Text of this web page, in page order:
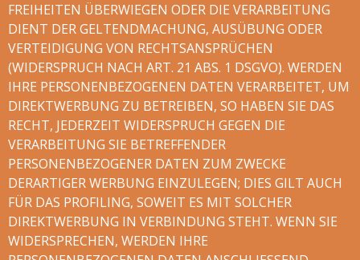
FREIHEITEN ÜBERWIEGEN ODER DIE VERARBEITUNG
DIENT DER GELTENDMACHUNG, AUSÜBUNG ODER
VERTEIDIGUNG VON RECHTSANSPRÜCHEN
(WIDERSPRUCH NACH ART. 21 ABS. 1 DSGVO). WERDEN
IHRE PERSONENBEZOGENEN DATEN VERARBEITET, UM
DIREKTWERBUNG ZU BETREIBEN, SO HABEN SIE DAS
RECHT, JEDERZEIT WIDERSPRUCH GEGEN DIE
VERARBEITUNG SIE BETREFFENDER
PERSONENBEZOGENER DATEN ZUM ZWECKE
DERARTIGER WERBUNG EINZULEGEN; DIES GILT AUCH
FÜR DAS PROFILING, SOWEIT ES MIT SOLCHER
DIREKTWERBUNG IN VERBINDUNG STEHT. WENN SIE
WIDERSPRECHEN, WERDEN IHRE